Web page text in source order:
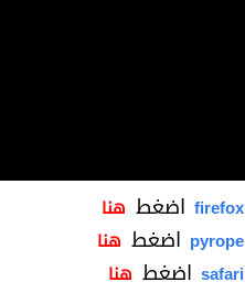
firefox اضغط هنا
pyrope اضغط هنا
safari اضغط هنا